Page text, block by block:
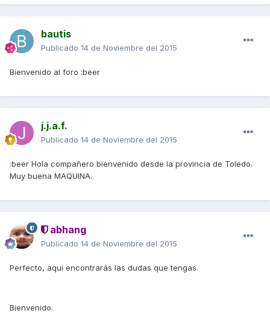
bautis
Publicado 14 de Noviembre del 2015
Bienvenido al foro :beer
j.j.a.f.
Publicado 14 de Noviembre del 2015
:beer Hola compañero bienvenido desde la provincia de Toledo.
Muy buena MAQUINA.
abhang
Publicado 14 de Noviembre del 2015
Perfecto, aquí encontrarás las dudas que tengas.
Bienvenido.